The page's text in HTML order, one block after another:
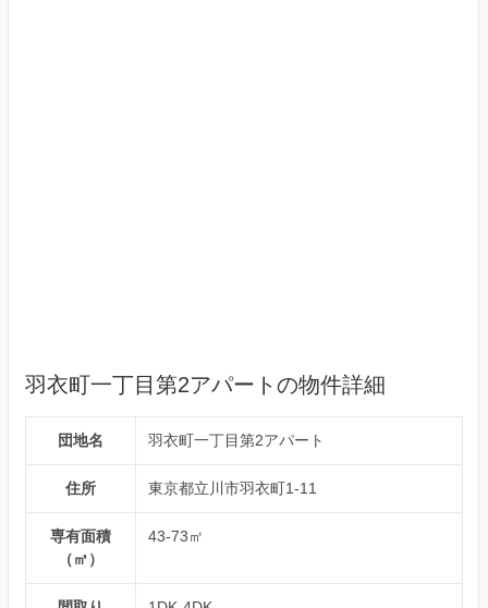
羽衣町一丁目第2アパートの物件詳細
団地名 羽衣町一丁目第2アパート
住所 東京都立川市羽衣町1-11
専有面積
（㎡）
43-73㎡